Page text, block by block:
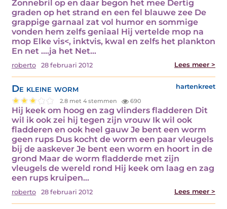
Zonnebril op en daar begon het mee Dertig
graden op het strand en een fel blauwe zee De
grappige garnaal zat vol humor en sommige
vonden hem zelfs geniaal Hij vertelde mop na
mop Elke vis<, inktvis, kwal en zelfs het plankton
En net ....ja het Net…
roberto 28 februari 2012 Lees meer >
De kleine worm hartenkreet
2.8 met 4 stemmen 690
Hij keek om hoog en zag vlinders fladderen Dit
wil ik ook zei hij tegen zijn vrouw Ik wil ook
fladderen en ook heel gauw Je bent een worm
geen rups Dus kocht de worm een paar vleugels
bij de aaskever Je bent een worm en hoort in de
grond Maar de worm fladderde met zijn
vleugels de wereld rond Hij keek om laag en zag
een rups kruipen…
roberto 28 februari 2012 Lees meer >